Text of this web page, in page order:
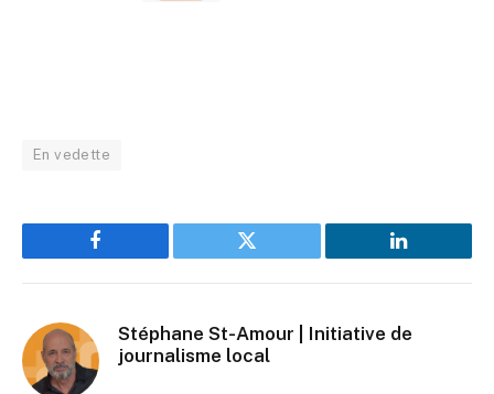
En vedette
Facebook Twitter LinkedIn
Stéphane St-Amour | Initiative de
journalisme local